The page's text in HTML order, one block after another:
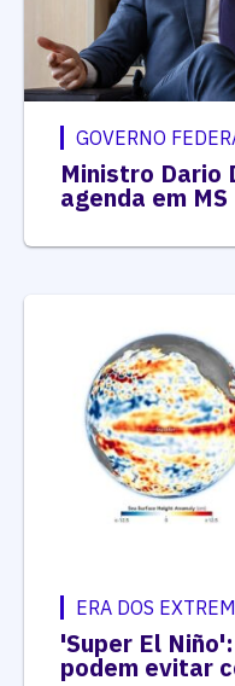
GOVERNO
Ministro Dario
agenda em MS
ERA DOS
'Super El
podem evitar